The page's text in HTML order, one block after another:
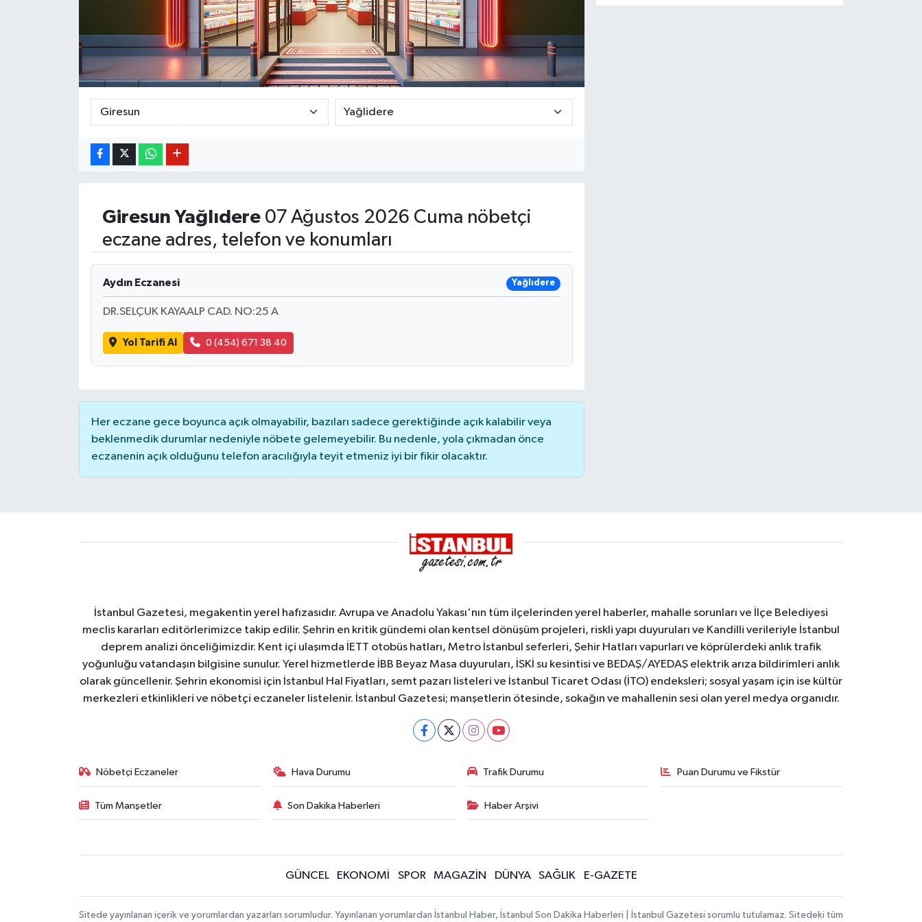
Giresun Yağlıdere07 Ağustos 2026 Cuma nöbetçi
eczane adres, telefon ve konumları
Aydın Eczanesi Yağlıdere
DR.SELÇUK KAYAALP CAD. NO:25 A
Yol Tarifi Al 0 (454) 671 38 40
Her eczane gece boyunca açık olmayabilir, bazıları sadece gerektiğinde açık kalabilir veya
beklenmedik durumlar nedeniyle nöbete gelemeyebilir. Bu nedenle, yola çıkmadan önce
eczanenin açık olduğunu telefon aracılığıyla teyit etmeniz iyi bir fikir olacaktır.
İstanbul Gazetesi, megakentin yerel hafızasıdır. Avrupa ve Anadolu Yakası'nın tüm ilçelerinden yerel haberler, mahalle sorunları ve İlçe Belediyesi
meclis kararları editörlerimizce takip edilir. Şehrin en kritik gündemi olan kentsel dönüşüm projeleri, riskli yapı duyuruları ve Kandilli verileriyle İstanbul
deprem analizi önceliğimizdir. Kent içi ulaşımda İETT otobüs hatları, Metro İstanbul seferleri, Şehir Hatları vapurları ve köprülerdeki anlık trafik
yoğunluğu vatandaşın bilgisine sunulur. Yerel hizmetlerde İBB Beyaz Masa duyuruları, İSKİ su kesintisi ve BEDAŞ/AYEDAŞ elektrik arıza bildirimleri anlık
olarak güncellenir. Şehrin ekonomisi için İstanbul Hal Fiyatları, semt pazarı listeleri ve İstanbul Ticaret Odası (İTO) endeksleri; sosyal yaşam için ise kültür
merkezleri etkinlikleri ve nöbetçi eczaneler listelenir. İstanbul Gazetesi; manşetlerin ötesinde, sokağın ve mahallenin sesi olan yerel medya organıdır.
Nöbetçi Eczaneler Hava Durumu Trafik Durumu Puan Durumu ve Fikstür
Tüm Manşetler Son Dakika Haberleri Haber Arşivi
GÜNCEL EKONOMİ SPOR MAGAZİN DÜNYA SAĞLIK E-GAZETE
Sitede yayınlanan içerik ve yorumlardan yazarları sorumludur. Yayınlanan yorumlardan İstanbul Haber, İstanbul Son Dakika Haberleri | İstanbul Gazetesi sorumlu tutulamaz. Sitedeki tüm
OTOMOBİL